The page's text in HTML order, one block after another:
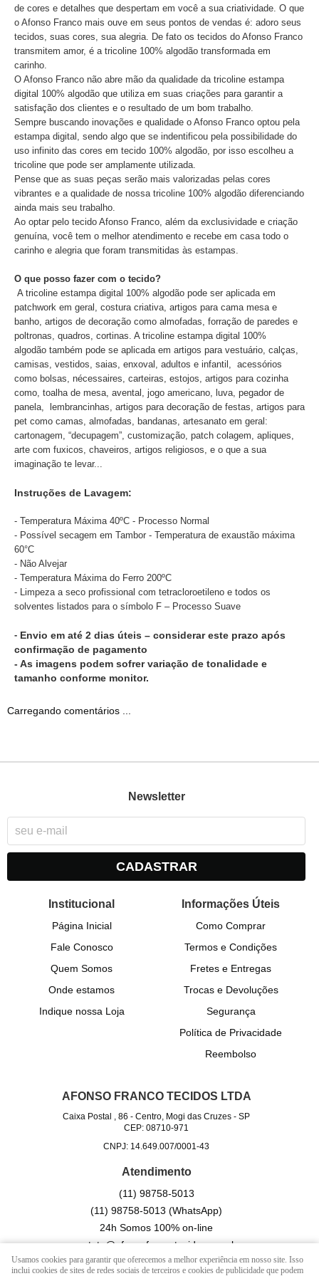
de cores e detalhes que despertam em você a sua criatividade. O que
o Afonso Franco mais ouve em seus pontos de vendas é: adoro seus
tecidos, suas cores, sua alegria. De fato os tecidos do Afonso Franco
transmitem amor, é a tricoline 100% algodão transformada em
carinho.
O Afonso Franco não abre mão da qualidade da tricoline estampa
digital 100% algodão que utiliza em suas criações para garantir a
satisfação dos clientes e o resultado de um bom trabalho.
Sempre buscando inovações e qualidade o Afonso Franco optou pela
estampa digital, sendo algo que se indentificou pela possibilidade do
uso infinito das cores em tecido 100% algodão, por isso escolheu a
tricoline que pode ser amplamente utilizada.
Pense que as suas peças serão mais valorizadas pelas cores
vibrantes e a qualidade de nossa tricoline 100% algodão diferenciando
ainda mais seu trabalho.
Ao optar pelo tecido Afonso Franco, além da exclusividade e criação
genuína, você tem o melhor atendimento e recebe em casa todo o
carinho e alegria que foram transmitidas às estampas.
O que posso fazer com o tecido?
A tricoline estampa digital 100% algodão pode ser aplicada em
patchwork em geral, costura criativa, artigos para cama mesa e
banho, artigos de decoração como almofadas, forração de paredes e
poltronas, quadros, cortinas. A tricoline estampa digital 100%
algodão também pode se aplicada em artigos para vestuário, calças,
camisas, vestidos, saias, enxoval, adultos e infantil, acessórios
como bolsas, nécessaires, carteiras, estojos, artigos para cozinha
como, toalha de mesa, avental, jogo americano, luva, pegador de
panela, lembrancinhas, artigos para decoração de festas, artigos para
pet como camas, almofadas, bandanas, artesanato em geral:
cartonagem, “decupagem”, customização, patch colagem, apliques,
arte com fuxicos, chaveiros, artigos religiosos, e o que a sua
imaginação te levar...
Instruções de Lavagem:
- Temperatura Máxima 40ºC - Processo Normal
- Possível secagem em Tambor - Temperatura de exaustão máxima
60°C
- Não Alvejar
- Temperatura Máxima do Ferro 200ºC
- Limpeza a seco profissional com tetracloroetileno e todos os
solventes listados para o símbolo F – Processo Suave
- Envio em até 2 dias úteis – considerar este prazo após
confirmação de pagamento
- As imagens podem sofrer variação de tonalidade e
tamanho conforme monitor.
Carregando comentários ...
Newsletter
CADASTRAR
Institucional
Página Inicial
Fale Conosco
Quem Somos
Onde estamos
Indique nossa Loja
Informações Úteis
Como Comprar
Termos e Condições
Fretes e Entregas
Trocas e Devoluções
Segurança
Política de Privacidade
Reembolso
AFONSO FRANCO TECIDOS LTDA
Caixa Postal , 86 -Centro, Mogi das Cruzes -SP
CEP: 08710-971
CNPJ: 14.649.007/0001-43
Atendimento
(11) 98758-5013
(11) 98758-5013(WhatsApp)
24h Somos 100% on-line
contato@afonsofrancotecidos.com.br
Usamos cookies para garantir que oferecemos a melhor experiência em nosso site. Isso
inclui cookies de sites de redes sociais de terceiros e cookies de publicidade que podem